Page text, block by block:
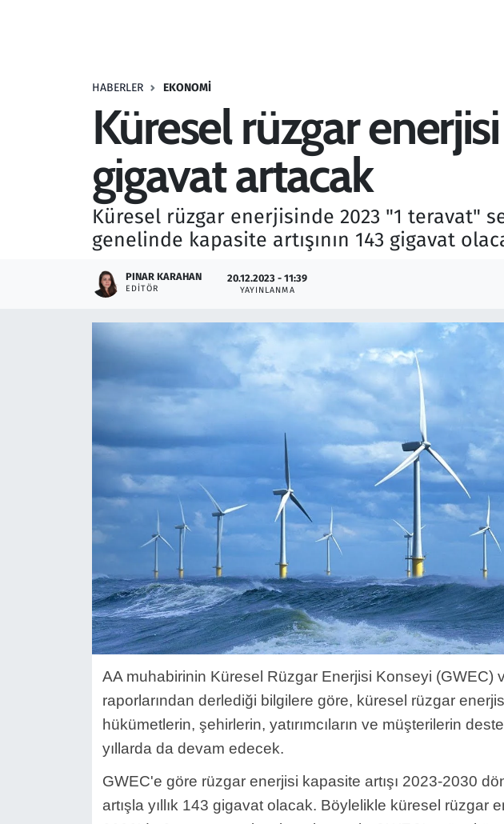
HABERLER EKONOMI
Küresel rüzgar
gigavat artacak
Küresel rüzgar enerjisinde 2023 "1 teravat"
genelinde kapasite artışının 143 gigavat
PINAR KARAHAN
EDITÖR
20.12.2023 - 11:39
YAYINLANMA
AA muhabirinin Küresel Rüzgar Enerjisi Konseyi (GWEC)
raporlarından derlediği bilgilere göre, küresel rüzgar
hükümetlerin, şehirlerin, yatırımcıların ve müşterilerin
yıllarda da devam edecek.
GWEC'e göre rüzgar enerjisi kapasite artışı 2023-2030
artışla yıllık 143 gigavat olacak. Böylelikle küresel rüzgar
Savunma Sanayi
Seçim 2023
Teknoloji ve Bilim
Televizyon